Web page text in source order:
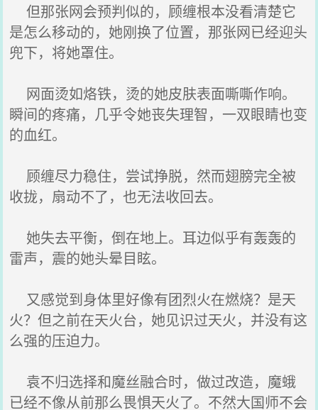
但那张网会预判似的，顾缠根本没看清楚它
是怎么移动的，她刚换了位置，那张网已经迎头
兜下，将她罩住。
网面烫如烙铁，烫的她皮肤表面嘶嘶作响。
瞬间的疼痛，几乎令她丧失理智，一双眼睛也变
的血红。
顾缠尽力稳住，尝试挣脱，然而翅膀完全被
收拢，扇动不了，也无法收回去。
她失去平衡，倒在地上。耳边似乎有轰轰的
雷声，震的她头晕目眩。
又感觉到身体里好像有团烈火在燃烧？是天
火？但之前在天火台，她见识过天火，并没有这
么强的压迫力。
袁不归选择和魔丝融合时，做过改造，魔蛾
已经不像从前那么畏惧天火了。不然大国师不会